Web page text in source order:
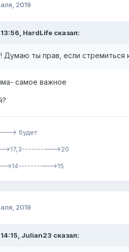
2019
HardLife сказал:
Думаю ты прав, если
самое важное
> будет
>17,3---------->20
>14---------->15
2019
Julian23 сказал: